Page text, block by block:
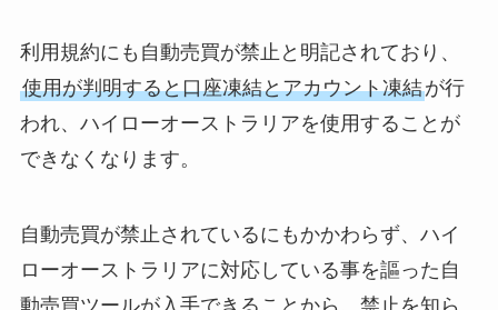
利用規約にも自動売買が禁止と明記されており、
使用が判明すると口座凍結とアカウント凍結が行
われ、ハイローオーストラリアを使用することが
できなくなります。
自動売買が禁止されているにもかかわらず、ハイ
ローオーストラリアに対応している事を謳った自
動売買ツールが入手できることから、禁止を知ら